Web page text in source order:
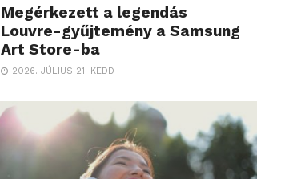
Megérkezett a legendás
Louvre-gyűjtemény a Samsung
Art Store-ba
2026. JÚLIUS 21. KEDD